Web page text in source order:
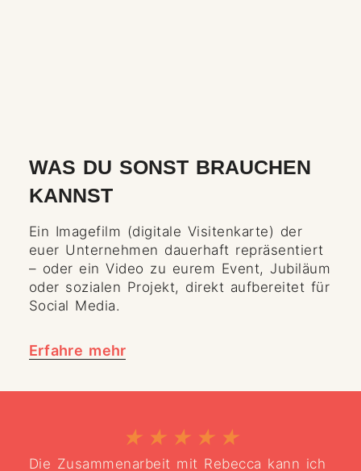
WAS DU SONST BRAUCHEN
KANNST
Ein Imagefilm (digitale Visitenkarte) der
euer Unternehmen dauerhaft repräsentiert
– oder ein Video zu eurem Event, Jubiläum
oder sozialen Projekt, direkt aufbereitet für
Social Media.
Erfahre mehr
★ ★ ★ ★ ★
Die Zusammenarbeit mit Rebecca kann ich